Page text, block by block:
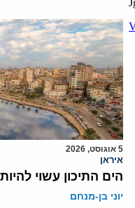
5 אוגוסט, 2026
איראן
הים התיכון עשוי
יוני בן-מנחם